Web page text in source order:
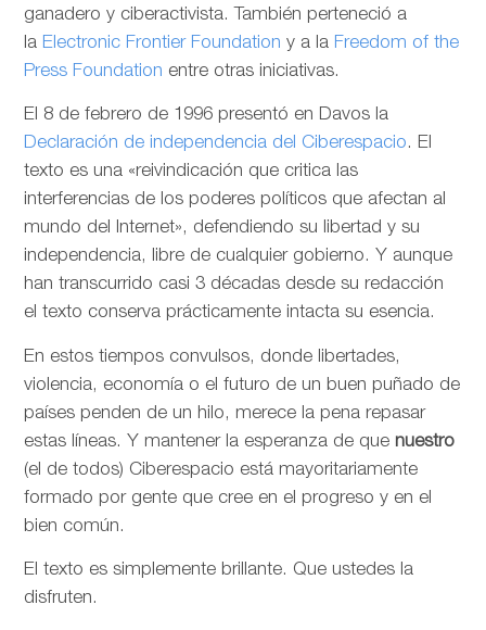
ganadero y ciberactivista. También perteneció a
la Electronic Frontier Foundation y a la Freedom of the
Press Foundation entre otras iniciativas.
El 8 de febrero de 1996 presentó en Davos la
Declaración de independencia del Ciberespacio. El
texto es una «reivindicación que critica las
interferencias de los poderes políticos que afectan al
mundo del Internet», defendiendo su libertad y su
independencia, libre de cualquier gobierno. Y aunque
han transcurrido casi 3 décadas desde su redacción
el texto conserva prácticamente intacta su esencia.
En estos tiempos convulsos, donde libertades,
violencia, economía o el futuro de un buen puñado de
países penden de un hilo, merece la pena repasar
estas líneas. Y mantener la esperanza de que nuestro
(el de todos) Ciberespacio está mayoritariamente
formado por gente que cree en el progreso y en el
bien común.
El texto es simplemente brillante. Que ustedes la
disfruten.